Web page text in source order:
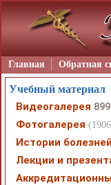
Главная Обратная
Учебный материал
Видеогалерея 899
Фотогалерея
Истории болезней
Лекции и